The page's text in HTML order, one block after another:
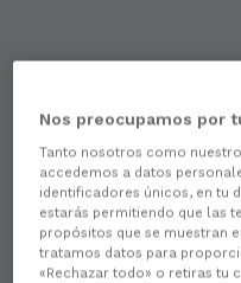
Nos preocupamos por
Tanto nosotros como
accedemos a datos
identificadores únicos, en tu
estarás permitiendo que las
propósitos que se muestran
tratamos datos para
«Rechazar todo» o retiras tu